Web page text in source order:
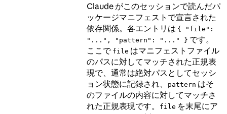
Claude がこのセッションで読んだパ
ッケージマニフェストで宣言された
依存関係。各エントリは { "file":
"...", "pattern": "..." } です。
ここで file はマニフェストファイル
のパスに対してマッチされた正規表
現で、通常は絶対パスとしてセッシ
ョン状態に記録され、
pattern はそ
のファイルの内容に対してマッチさ
れた正規表現です。
file を末尾にア